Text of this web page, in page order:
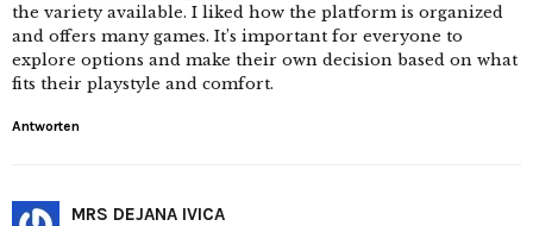
the variety available. I liked how the platform is organized
and offers many games. It’s important for everyone to
explore options and make their own decision based on what
fits their playstyle and comfort.
Antworten
MRS DEJANA IVICA